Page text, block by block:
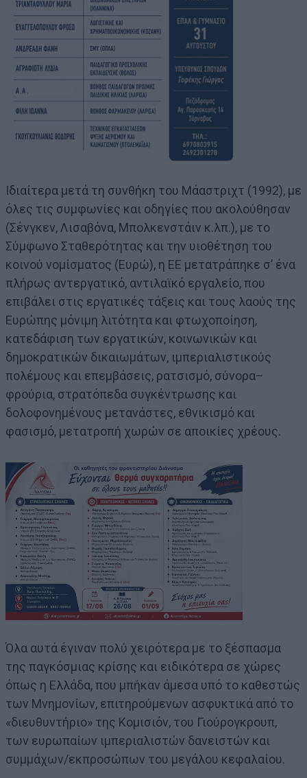
Ιδιαίτερα μετά τη συνθήκη του Μάαστριχτ (1992), με
όλες τις συμφωνίες και οδηγίες που ακολούθησαν
(Σένγκεν, Λισαβόνα, Μπολκενστάιν κ.λπ.), με το
Σύμφωνο Σταθερότητας και την υιοθέτηση του
κοινού νομίσματος (Ευρώ), η ΕΕ μετατράπηκε σ’ ένα
πλήρως αντεργατικό, αντιλαϊκό εργαλείο, που
επιβάλει στις εργατικές τάξεις και τους λαούς της
Ευρώπης μόνιμη λιτότητα και φτωχοποίηση,
κατεδάφιση των εργατικών, κοινωνικών και
δημοκρατικών δικαιωμάτων, ιμπεριαλιστικούς
πολέμους και επεμβάσεις, ρατσισμό, σύνορα–
φρούρια, στρατόπεδα συγκέντρωσης και
δολοφονημένους μετανάστες, εθνικισμό και
φασισμό, μετατροπή χωρών σε αποικίες χρέους.
Όλα αυτά έγιναν πολύ χειρότερα με το ξέσπασμα
της παγκόσμιας κρίσης και ειδικότερα σε χώρες
όπως η Ελλάδα, που μπήκαν άμεσα υπό το καθεστώς
των Μνημονίων, επιτηρούμενων ασφυκτικά από το
«διευθυντήριο» της Κομισιόν, του Γιούρογκρουπ,
των ευρωπαίων ιμπεριαλιστών δανειστών και
συμμάχων/εκπροσώπων του μεγάλου κεφαλαίου.